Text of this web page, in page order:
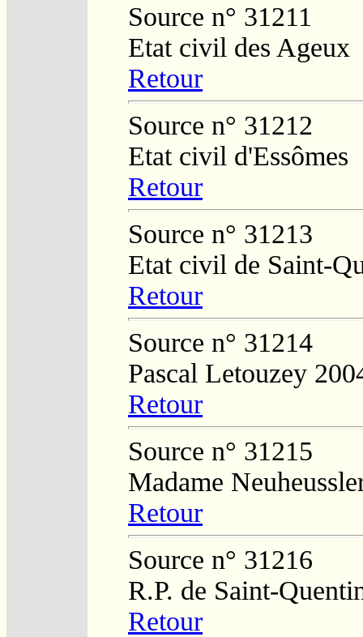
Source n° 31211
Etat civil des Ageux
Retour
Source n° 31212
Etat civil d'Essômes
Retour
Source n° 31213
Etat civil de Saint-
Retour
Source n° 31214
Pascal Letouzey
Retour
Source n° 31215
Madame
Retour
Source n° 31216
R.P. de Saint-
Retour